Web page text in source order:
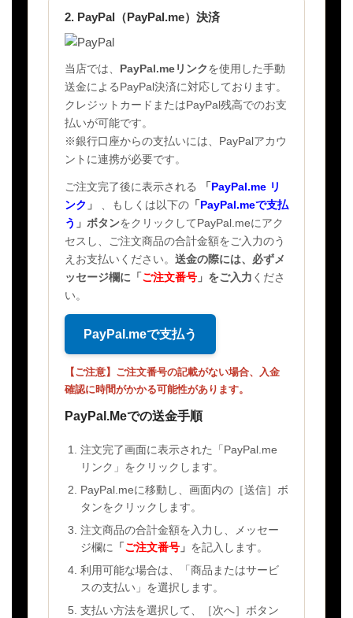
2. PayPal（PayPal.me）決済
当店では、 PayPal.meリンクを使用した手動
送金によるPayPal決済に対応しております。
クレジットカードまたはPayPal残高でのお支
払いが可能です。
※銀行口座からの支払いには、PayPalアカウ
ントに連携が必要です。
ご注文完了後に表示される 「 PayPal.me リ
ンク 」 、もしくは以下の 「 PayPal.meで支払
う 」ボタンをクリックしてPayPal.meにアク
セスし、ご注文商品の合計金額をご入力のう
えお支払いください。 送金の際には、必ずメ
ッセージ欄に 「 ご注文番号 」 をご入力 くださ
い。
PayPal.meで支払う
【ご注意】ご注文番号の記載がない場合、入金
確認に時間がかかる可能性があります。
PayPal.Meでの送金手順
注文完了画面に表示された「PayPal.me
リンク」をクリックします。
PayPal.meに移動し、画面内の［送信］ボ
タンをクリックします。
注文商品の合計金額を入力し、メッセー
ジ欄に
「 ご注文番号 」 を記入します。
利用可能な場合は、「商品またはサービ
スの支払い」を選択します。
支払い方法を選択して、［次へ］ボタン